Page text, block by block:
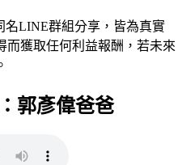
名LINE群組分享，皆為真實
而獲取任何利益報酬，若未來
郭彥偉爸爸